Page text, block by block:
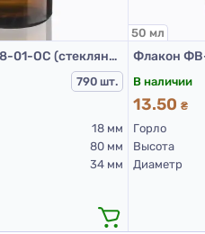
Флакон ФВ-30-18-01-ОС (стеклянный флакон 30 мл)
790 шт.
18 мм
80 мм
34 мм
50 мл
В наличии
13.50 ₴
Горло
Высота
Диаметр